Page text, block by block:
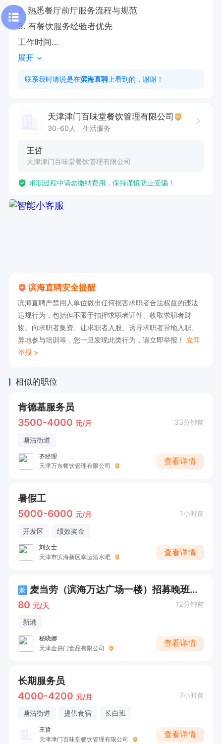
2. 熟悉餐厅前厅服务流程与规范
3. 有餐饮服务经验者优先
工作时间
每日15:00～03:00
可供吃住
展开
联系我时请说是在滨海直聘 上看到的，谢谢！
天津津门百味堂餐饮管理有限公司
30-60人 生活服务
王哲
天津津门百味堂餐饮管理有限公司
求职过程中请勿缴纳费用，保持谨慎防止受骗！
滨海直聘安全提醒
滨海直聘严禁用人单位做出任何损害求职者合法权益的违法
违规行为，包括但不限于扣押求职者证件、收取求职者财
物、向求职者集资、让求职者入股、诱导求职者异地入职、
异地参与培训等，您一旦发现此类行为，请立即举报！ 立即
举报 >
相似的职位
肯德基服务员
3500-4000 元/月 33分钟前
塘沽街道
齐经理
天津万东餐饮管理有限公司
查看详情
暑假工
5000-6000 元/月 1小时前
开发区 绩效奖金
刘女士
天津市滨海新区幸运酒水吧
查看详情
兼
麦当劳（滨海万达广场一楼）招募晚班兼职
80 元/天 12分钟前
新港
秘晓娜
天津金拱门食品有限公司
查看详情
长期服务员
4000-4200 元/月 7小时前
塘沽街道 提供食宿 长白班
王哲
天津津门百味堂餐饮管理有限公司
查看详情